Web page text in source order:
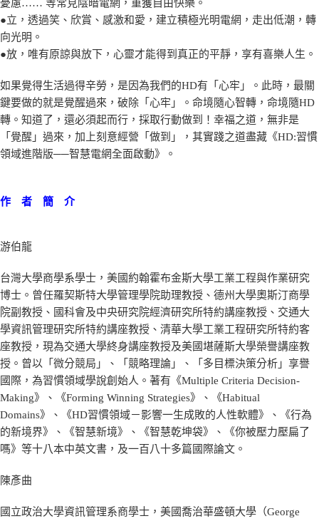
憂慮…… 等常見陰暗電網，重獲自由快樂。
●立，透過笑、欣賞、感激和愛，建立積極光明電網，走出低潮，轉
向光明。
●放，唯有原諒與放下，心靈才能得到真正的平靜，享有喜樂人生。
如果覺得生活過得辛勞，是因為我們的HD有「心牢」。此時，最關
鍵要做的就是覺醒過來，破除「心牢」。命境隨心智轉，命境隨HD
轉。知道了，還必須起而行，採取行動做到！幸福之道，無非是
「覺醒」過來，加上刻意經營「做到」，其實踐之道盡藏《HD:習慣
領域進階版──智慧電網全面啟動》。
作 者 簡 介
游伯龍
台灣大學商學系學士，美國約翰霍布金斯大學工業工程與作業研究
博士。曾任羅契斯特大學管理學院助理教授、德州大學奧斯汀商學
院副教授、國科會及中央研究院經濟研究所特約講座教授、交通大
學資訊管理研究所特約講座教授、清華大學工業工程研究所特約客
座教授，現為交通大學終身講座教授及美國堪薩斯大學榮譽講座教
授。曾以「微分競局」、「競略理論」、「多目標決策分析」享譽
國際，為習慣領域學說創始人。著有《Multiple Criteria Decision-
Making》、《Forming Winning Strategies》、《Habitual
Domains》、《HD習慣領域－影響一生成敗的人性軟體》、《行為
的新境界》、《智慧新境》、《智慧乾坤袋》、《你被壓力壓扁了
嗎》等十八本中英文書，及一百八十多篇國際論文。
陳彥曲
國立政治大學資訊管理系商學士，美國喬治華盛頓大學（George